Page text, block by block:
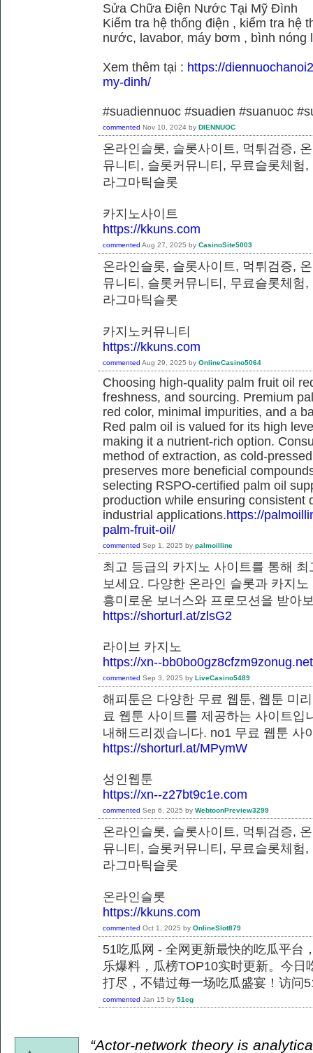
Sửa Chữa Điện Nước Tại Mỹ Đình
Kiểm tra hệ thống điện , kiểm tra hệ
nước, lavabor, máy bơm , bình nóng
Xem thêm tại : https://
my-dinh/
#suadiennuoc #suadien #suanuoc
commented Nov 10, 2024 by DIENNUOC
온라인슬롯, 슬롯사이트, 먹튀검증,
뮤니티, 슬롯커뮤니티, 무료슬롯체험
라그마틱슬롯
카지노사이트
https://kkuns.com
commented Aug 27, 2025 by CasinoSite5003
온라인슬롯, 슬롯사이트, 먹튀검증,
뮤니티, 슬롯커뮤니티, 무료슬롯체험
라그마틱슬롯
카지노커뮤니티
https://kkuns.com
commented Aug 29, 2025 by OnlineCasino5064
Choosing high-quality palm fruit oil
freshness, and sourcing. Premium
red color, minimal impurities, and a
Red palm oil is valued for its high
making it a nutrient-rich option.
method of extraction, as cold-
preserves more beneficial
selecting RSPO-certified palm oil
production while ensuring consistent
industrial applications.https://
palm-fruit-oil/
commented Sep 1, 2025 by palmoilline
최고 등급의 카지노 사이트를 통해
보세요. 다양한 온라인 슬롯과 카지
흥미로운 보너스와 프로모션을 받
https://shorturl.at/zlsG2
라이브 카지노
https://xn--bb0bo0gz8cfzm9zonug.net
commented Sep 3, 2025 by LiveCasino5489
해피툰은 다양한 무료 웹툰, 웹툰 미
료 웹툰 사이트를 제공하는 사이트
내해드리겠습니다. no1 무료 웹툰
https://shorturl.at/MPymW
성인웹툰
https://xn--z27bt9c1e.com
commented Sep 6, 2025 by WebtoonPreview3299
온라인슬롯, 슬롯사이트, 먹튀검증,
뮤니티, 슬롯커뮤니티, 무료슬롯체험
라그마틱슬롯
온라인슬롯
https://kkuns.com
commented Oct 1, 2025 by OnlineSlot879
51吃瓜网 - 全网更新最快的吃瓜平台
乐爆料，瓜榜TOP10实时更新。今
打尽，不错过每一场吃瓜盛宴！访问
commented Jan 15 by 51cg
“Actor-network theory is